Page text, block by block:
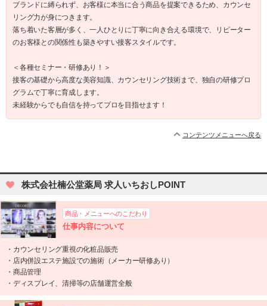
ブランドに縛られず、お客様に本当に合う商品を提案できるため、カウンセ
リング力が身につきます。
落ち着いた客層が多く、一人ひとりに丁寧に向き合える環境で、リピーター
のお客様との関係性も築きやすい接客スタイルです。
＜各種セミナー・研修あり！＞
接客の基礎から高度な美容知識、カウンセリング技術まで、独自の研修プロ
グラムで丁寧に育成します。
未経験からでも自信を持ってプロを目指せます！
コンテンツメニューへ戻る
株式会社楠公堂薬局 求人いちおしPOINT
商品・メニューへのこだわり
仕事内容について
・カウンセリング重視の化粧品販売
・店内併設エステ施設での施術（メーカー研修あり）
・商品管理
・ディスプレイ、清掃等の店舗運営全般